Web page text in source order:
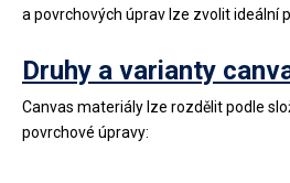
a povrchových úprav lze zvolit ideální
Druhy a varianty
Canvas materiály lze rozdělit podle
povrchové úpravy: